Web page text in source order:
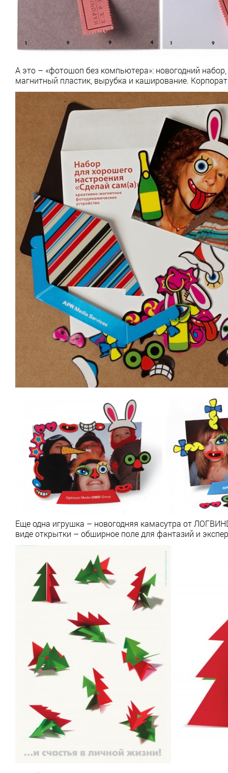
А это – «фотошоп без компьютера»: новогодний
магнитный пластик, вырубка и каширование.
Еще одна игрушка – новогодняя камасутра от
виде открытки – обширное поле для фантазий и